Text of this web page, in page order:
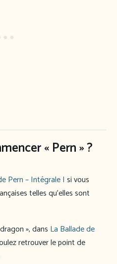
« Pern » ?
Pern – Intégrale I si vous
telles qu’elles sont
», dans La Ballade de
retrouver le point de